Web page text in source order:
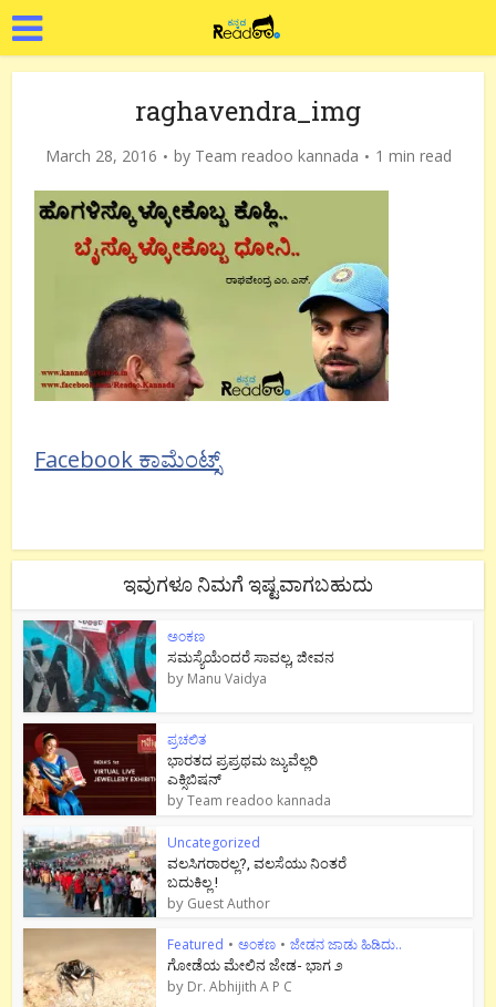
raghavendra_img
March 28, 2016 by Team readoo kannada 1 min read
Facebook ಕಾಮೆಂಟ್ಸ್
ಇವುಗಳೂ ನಿಮಗೆ ಇಷ್ಟವಾಗಬಹುದು
ಅಂಕಣ
ಸಮಸ್ಯೆಯೆಂದರೆ ಸಾವಲ್ಲ, ಜೀವನ
by Manu Vaidya
ಪ್ರಚಲಿತ
ಭಾರತದ ಪ್ರಪ್ರಥಮ ಜ್ಯುವೆಲ್ಲರಿ
ಎಕ್ಸಿಬಿಷನ್
byTeam readoo kannada
Uncategorized
ವಲಸಿಗರಾರಲ್ಲ?, ವಲಸೆಯು ನಿಂತರೆ
ಬದುಕಿಲ್ಲ !
by Guest Author
Featured • ಅಂಕಣ • ಜೇಡನ ಜಾಡು ಹಿಡಿದು..
ಗೋಡೆಯ ಮೇಲಿನ ಜೇಡ- ಭಾಗ ೨
by Dr. Abhijith A P C